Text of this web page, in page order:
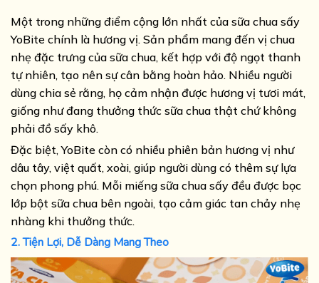
Một trong những điểm cộng lớn nhất của sữa chua sấy
YoBite chính là hương vị. Sản phẩm mang đến vị chua
nhẹ đặc trưng của sữa chua, kết hợp với độ ngọt thanh
tự nhiên, tạo nên sự cân bằng hoàn hảo. Nhiều người
dùng chia sẻ rằng, họ cảm nhận được hương vị tươi mát,
giống như đang thưởng thức sữa chua thật chứ không
phải đồ sấy khô.
Đặc biệt, YoBite còn có nhiều phiên bản hương vị như
dâu tây, việt quất, xoài, giúp người dùng có thêm sự lựa
chọn phong phú. Mỗi miếng sữa chua sấy đều được bọc
lớp bột sữa chua bên ngoài, tạo cảm giác tan chảy nhẹ
nhàng khi thưởng thức.
2. Tiện Lợi, Dễ Dàng Mang Theo